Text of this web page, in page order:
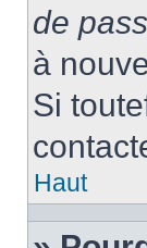
de
à
Si
Haut